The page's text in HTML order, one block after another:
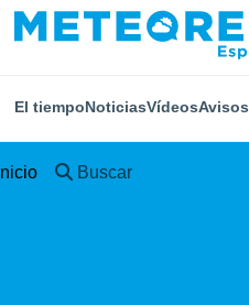
El tiempoNoticiasVídeosAvisos
Inicio Buscar